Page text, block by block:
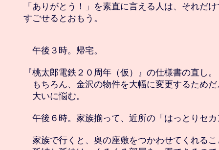
「ありがとう！」を素直に言える人は、それだ
すごせるとおもう。
午後３時。帰宅。
『桃太郎電鉄２０周年（仮）』の仕様書の直し。
もちろん、金沢の物件を大幅に変更するためだ
大いに悩む。
午後６時。家族揃って、近所の「はっとりセカ
家族で行くと、奥の座敷をつかわせてくれるこ